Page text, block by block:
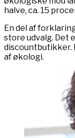
halve, ca. 15
En del af
store udvalg. Det
discountbutikker.
af økologi.